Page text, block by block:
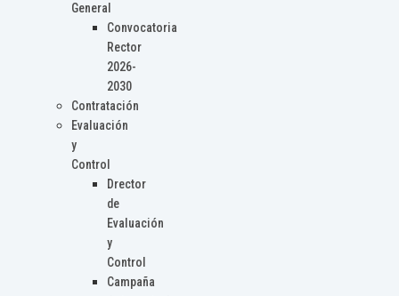
General
Convocatoria
Rector
2026-
2030
Contratación
Evaluación
y
Control
Drector
de
Evaluación
y
Control
Campaña